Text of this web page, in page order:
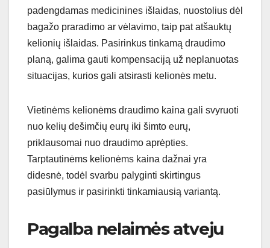
padengdamas medicinines išlaidas, nuostolius dėl
bagažo praradimo ar vėlavimo, taip pat atšauktų
kelionių išlaidas. Pasirinkus tinkamą draudimo
planą, galima gauti kompensaciją už neplanuotas
situacijas, kurios gali atsirasti kelionės metu.
Vietinėms kelionėms draudimo kaina gali svyruoti
nuo kelių dešimčių eurų iki šimto eurų,
priklausomai nuo draudimo aprėpties.
Tarptautinėms kelionėms kaina dažnai yra
didesnė, todėl svarbu palyginti skirtingus
pasiūlymus ir pasirinkti tinkamiausią variantą.
Pagalba nelaimės atveju